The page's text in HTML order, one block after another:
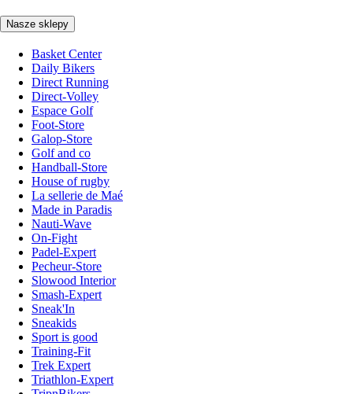
Nasze sklepy
Basket Center
Daily Bikers
Direct Running
Direct-Volley
Espace Golf
Foot-Store
Galop-Store
Golf and co
Handball-Store
House of rugby
La sellerie de Maé
Made in Paradis
Nauti-Wave
On-Fight
Padel-Expert
Pecheur-Store
Slowood Interior
Smash-Expert
Sneak'In
Sneakids
Sport is good
Training-Fit
Trek Expert
Triathlon-Expert